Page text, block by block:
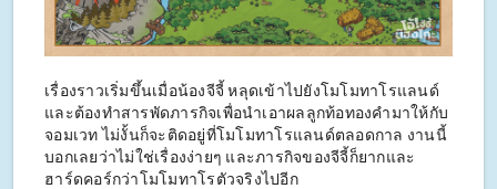
เรื่องราวเริ่มขึ้นเมื่อน้องจีจี้ หลุดเข้าไปยังโมโมทาโรแลนด์
และต้องทำสารพัดภารกิจเพื่อนำเอาผลลูกท้อทองคำมาให้กับ
จอมเวท ไม่งั้นก็จะติดอยู่ที่โมโมทาโรแลนด์ตลอดกาล งานนี้
บอกเลยว่าไม่ใช่เรื่องง่ายๆ และภารกิจของจีจี้ก็ยากและ
ฮาร์ดคอร์กว่าโมโมทาโรตัวจริงไปอีก